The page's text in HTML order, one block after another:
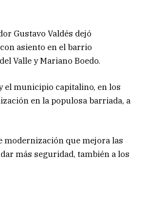
Gustavo Valdés dejó
asiento en el barrio
Valle y Mariano Boedo.
el municipio capitalino, en los
en la populosa barriada, a
modernización que mejora las
más seguridad, también a los